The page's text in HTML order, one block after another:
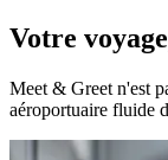
Votre
Meet & Greet n'est
aéroportuaire fluide